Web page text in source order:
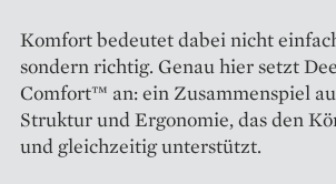
Komfort bedeutet dabei nicht
sondern richtig. Genau hier setzt
Comfort™ an: ein Zusammenspiel
Struktur und Ergonomie, das den
und gleichzeitig unterstützt.